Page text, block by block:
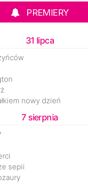
PREMIERY
31 lipca
nowy dzień
7 sierpnia
sepii